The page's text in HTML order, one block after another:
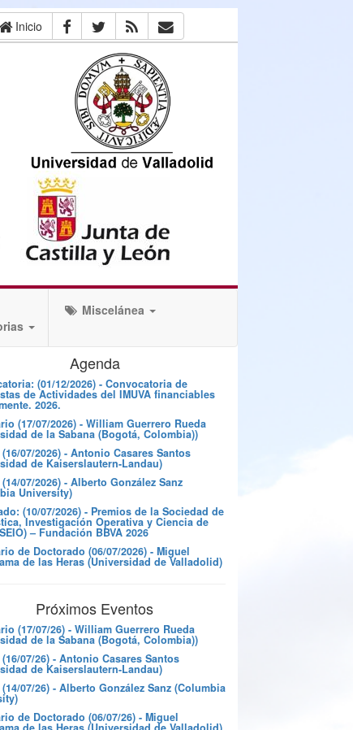
Inicio
Miscelánea
Agenda
(01/12/2026) - Convocatoria de
de Actividades del IMUVA financiables
2026.
(17/07/2026) - William Guerrero Rueda
de la Sabana (Bogotá, Colombia))
07/2026) - Antonio Casares Santos
de Kaiserslautern-Landau)
07/2026) - Alberto González Sanz
University)
(10/07/2026) - Premios de la Sociedad de
Investigación Operativa y Ciencia de
– Fundación BBVA 2026
de Doctorado (06/07/2026) - Miguel
de las Heras (Universidad de Valladolid)
Próximos Eventos
(17/07/26) - William Guerrero Rueda
de la Sabana (Bogotá, Colombia))
07/26) - Antonio Casares Santos
de Kaiserslautern-Landau)
07/26) - Alberto González Sanz (Columbia
de Doctorado (06/07/26) - Miguel